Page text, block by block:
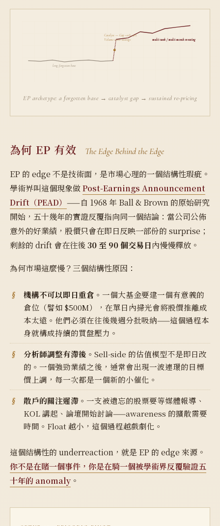
Catalyst — Gap +10%~30%
Volume 2–10× average
long forgotten base
multi-week / multi-month re-rating
EP archetype: a forgotten base → catalyst gap → sustained re-pricing
為何 EP 有效 The Edge Behind the Edge
EP 的 edge 不是技術面，是市場心理的一個結構性瑕疵。
學術界叫這個現象做Post-Earnings Announcement
Drift（PEAD） ——自 1968 年 Ball & Brown 的原始研究
開始，五十幾年的實證反覆指向同一個結論：當公司公佈
意外的好業績，股價只會在即日反映一部份的 surprise；
剩餘的 drift 會在往後 30 至 90 個交易日內慢慢釋放。
為何市場這麼慢？三個結構性原因：
機構不可以即日重倉。 一個大基金要建一個有意義的
倉位（譬如 $500M），在單日內掃光會將股價推離成
本太遠。他們必須在往後幾週分批吸納——這個過程本
身就構成持續的買盤壓力。
分析師調整有滯後。 Sell-side 的估值模型不是即日改
的。一個強勁業績之後，通常會出現一波連環的目標
價上調，每一次都是一個新的小催化。
散戶的關注遲滯。 一支被遺忘的股票要等媒體報導、
KOL 講起、論壇開始討論——awareness 的擴散需要
時間。Float 越小，這個過程越戲劇化。
這個結構性的 underreaction，就是 EP 的 edge 來源。
你不是在賭一個事件，你是在騎一個被學術界反覆驗證五
十年的 anomaly 。